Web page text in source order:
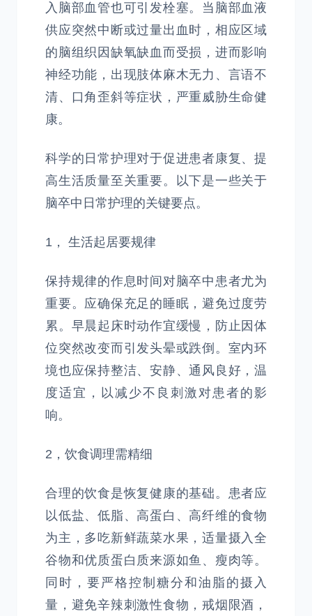
入脑部血管也可引发栓塞。当脑部血液
供应突然中断或过量出血时，相应区域
的脑组织因缺氧缺血而受损，进而影响
神经功能，出现肢体麻木无力、言语不
清、口角歪斜等症状，严重威胁生命健
康。
科学的日常护理对于促进患者康复、提
高生活质量至关重要。以下是一些关于
脑卒中日常护理的关键要点。
1， 生活起居要规律
保持规律的作息时间对脑卒中患者尤为
重要。应确保充足的睡眠，避免过度劳
累。早晨起床时动作宜缓慢，防止因体
位突然改变而引发头晕或跌倒。室内环
境也应保持整洁、安静、通风良好，温
度适宜，以减少不良刺激对患者的影
响。
2，饮食调理需精细
合理的饮食是恢复健康的基础。患者应
以低盐、低脂、高蛋白、高纤维的食物
为主，多吃新鲜蔬菜水果，适量摄入全
谷物和优质蛋白质来源如鱼、瘦肉等。
同时，要严格控制糖分和油脂的摄入
量，避免辛辣刺激性食物，戒烟限酒，